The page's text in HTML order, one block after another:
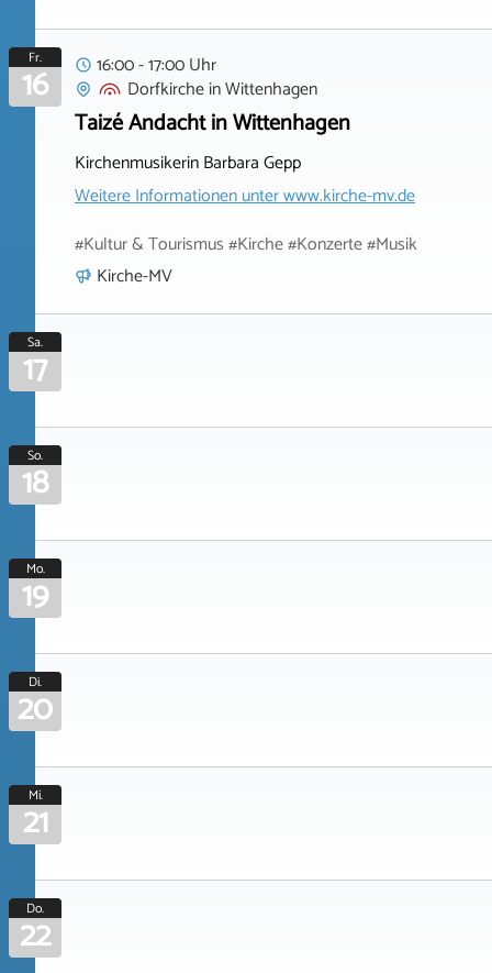
Fr.
16
16:00 - 17:00 Uhr
DorfkircheinWittenhagen
Taizé Andacht in Wittenhagen
Kirchenmusikerin Barbara Gepp
Weitere Informationen unterwww.kirche-mv.de
#Kultur & Tourismus #Kirche #Konzerte #Musik
Kirche-MV
Sa.
17
So.
18
Mo.
19
Di.
20
Mi.
21
Do.
22